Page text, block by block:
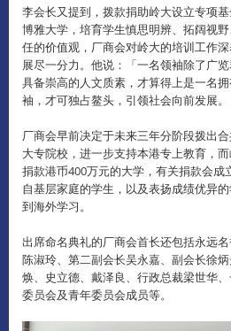
李会长又提到，拨款捐助岭大设立专项
博雅大学，培育学生慎思明辨、拓阔视
任的价值观，厂商会对岭大的培训工作
展尽一分力。 他说：「一名领袖除了广
具备崇高的人文质素，才算得上是一名
袖，才可独占鳌头，引领社会向前发展。
厂商会早前决定于未来三年分阶段拨出
大专院校，进一步支持本港专上教育，
捐款港币400万元的大学，有关捐款会
自基层家庭的学生，以及表扬成绩优异
到海外学习。
出席命名典礼的厂商会首长还包括永远
陈淑玲、第二副会长吴永嘉、副会长徐
焕、史立德、戴泽良、行政总裁梁世华
委员会及青年委员会成员等。